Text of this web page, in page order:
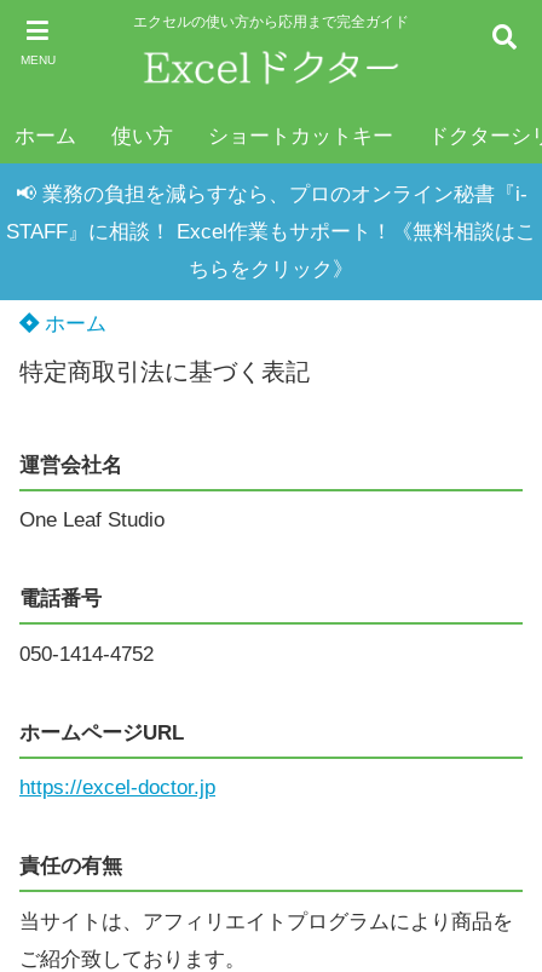
MENU
エクセルの使い方から応用まで完全ガイド
ホーム 使い方 ショートカットキー ドクターシ
📢 業務の負担を減らすなら、プロのオンライン秘書『i-
STAFF』に相談！ Excel作業もサポート！《無料相談はこ
ちらをクリック》
ホーム
特定商取引法に基づく表記
運営会社名
One Leaf Studio
電話番号
050-1414-4752
ホームページURL
https://excel-doctor.jp
責任の有無
当サイトは、アフィリエイトプログラムにより商品を
ご紹介致しております。